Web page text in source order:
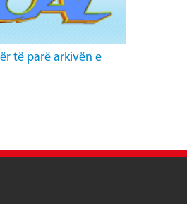
të parë arkivën e